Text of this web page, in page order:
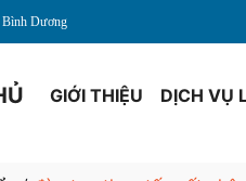
Bình Dương
GIỚI THIỆU DỊCH VỤ